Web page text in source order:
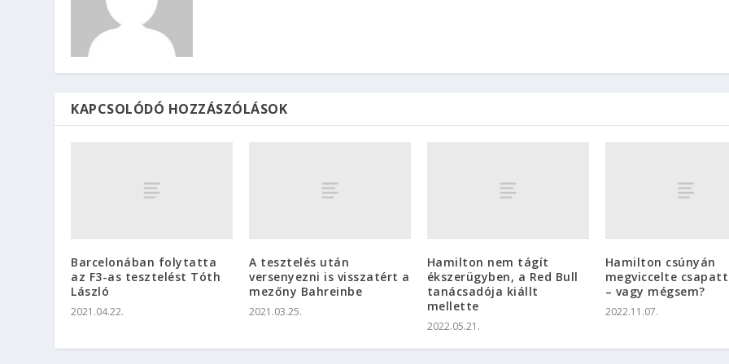
KAPCSOLÓDÓ HOZZÁSZÓLÁSOK
Barcelonában folytatta
az F3-as tesztelést Tóth
László
2021.04.22.
A tesztelés után
versenyezni is visszatért a
mezőny Bahreinbe
2021.03.25.
Hamilton nem tágít
ékszerügyben, a Red Bull
tanácsadója kiállt
mellette
2022.05.21.
Hamilton csúnyán
megviccelte
– vagy mégsem?
2022.11.07.